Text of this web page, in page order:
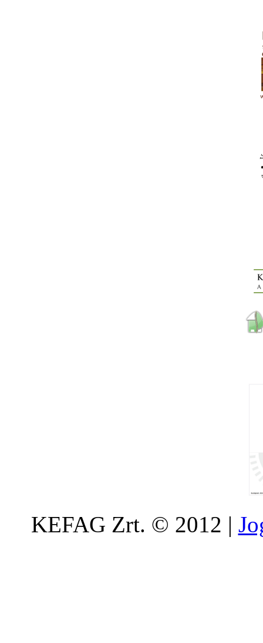
KEFAG Zrt. © 2012 |